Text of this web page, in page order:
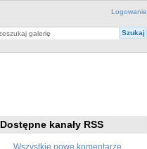
Logowanie
Dostępne kanały RSS
Wszystkie nowe komentarze